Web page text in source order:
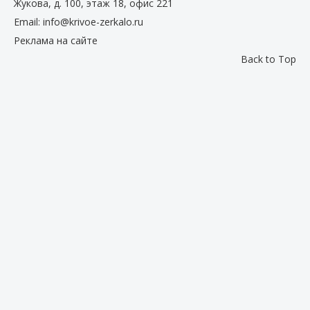
Жукова, д. 100, этаж 18, офис 221
Email: info@krivoe-zerkalo.ru
Реклама на сайте
Back to Top